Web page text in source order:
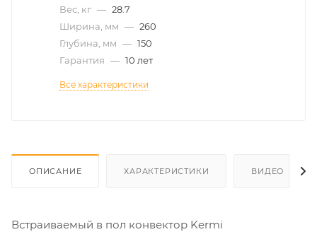
Вес, кг — 28.7
Ширина, мм — 260
Глубина, мм — 150
Гарантия — 10 лет
Все характеристики
ОПИСАНИЕ ХАРАКТЕРИСТИКИ ВИДЕО
Встраиваемый в пол конвектор Kermi